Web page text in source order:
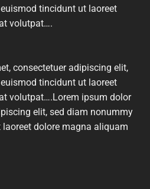
tincidunt ut laoreet
volutpat….
consectetuer adipiscing elit,
tincidunt ut laoreet
volutpat….Lorem ipsum dolor
elit, sed diam nonummy
dolore magna aliquam